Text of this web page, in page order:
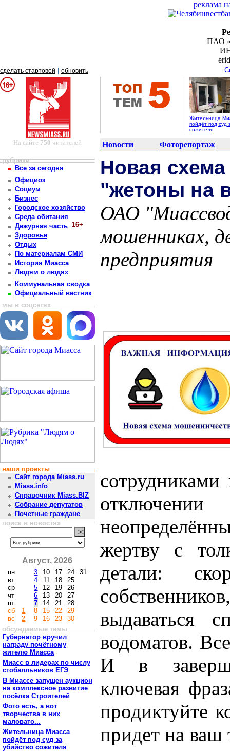
реклама
ПАО
сделать стартовой обновить
Жительница
пойдёт под суд
сожителя
На сайте 750 читателей Новости Фоторепортаж
рубрики
Все за сегодня
Официоз
Социум
Бизнес
Городское хозяйство
Среда обитания
Дежурная часть 16+
Здоровье
Отдых
По материалам СМИ
История Миасса
Людям о людях
Коммунальная сводка
Официальный вестник
мы в соцсетях
наши проекты
Сайт города Miass.ru
Miass.info
Справочник Miass.BIZ
Собрание депутатов
Почетные граждане
поиск в новостях
Август, 2026
пн
вт
ср
чт
пт
сб
вс
1
2
3
4
5
6
7
8
9
10
11
12
13
14
15
16
17
18
19
20
21
22
23
24
25
26
27
28
29
30
31
обсуждаемые темы
Губернатор вручил
награду почётному
жителю Миасса
Миасс в лидерах по числу
стобалльников ЕГЭ
В Миассе запущен аукцион
на комплексное развитие
посёлка Строителей
Фото есть, а вот
творчества в них
маловато...
Жительница Миасса
пойдёт под суд за
убийство сожителя
Новая
"жетоны на
ОАО
мошенниках,
предприятия
жертву с
детали:
выдаваться
водоматов.
И в
ключевая
продиктуйте
придет на ваш